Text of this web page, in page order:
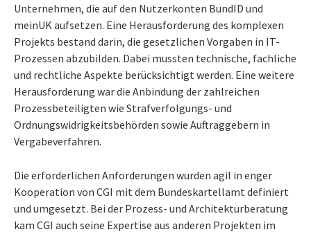
Unternehmen, die auf den Nutzerkonten BundID und
meinUK aufsetzen. Eine Herausforderung des komplexen
Projekts bestand darin, die gesetzlichen Vorgaben in IT-
Prozessen abzubilden. Dabei mussten technische, fachliche
und rechtliche Aspekte berücksichtigt werden. Eine weitere
Herausforderung war die Anbindung der zahlreichen
Prozessbeteiligten wie Strafverfolgungs- und
Ordnungswidrigkeitsbehörden sowie Auftraggebern in
Vergabeverfahren.
Die erforderlichen Anforderungen wurden agil in enger
Kooperation von CGI mit dem Bundeskartellamt definiert
und umgesetzt. Bei der Prozess- und Architekturberatung
kam CGI auch seine Expertise aus anderen Projekten im